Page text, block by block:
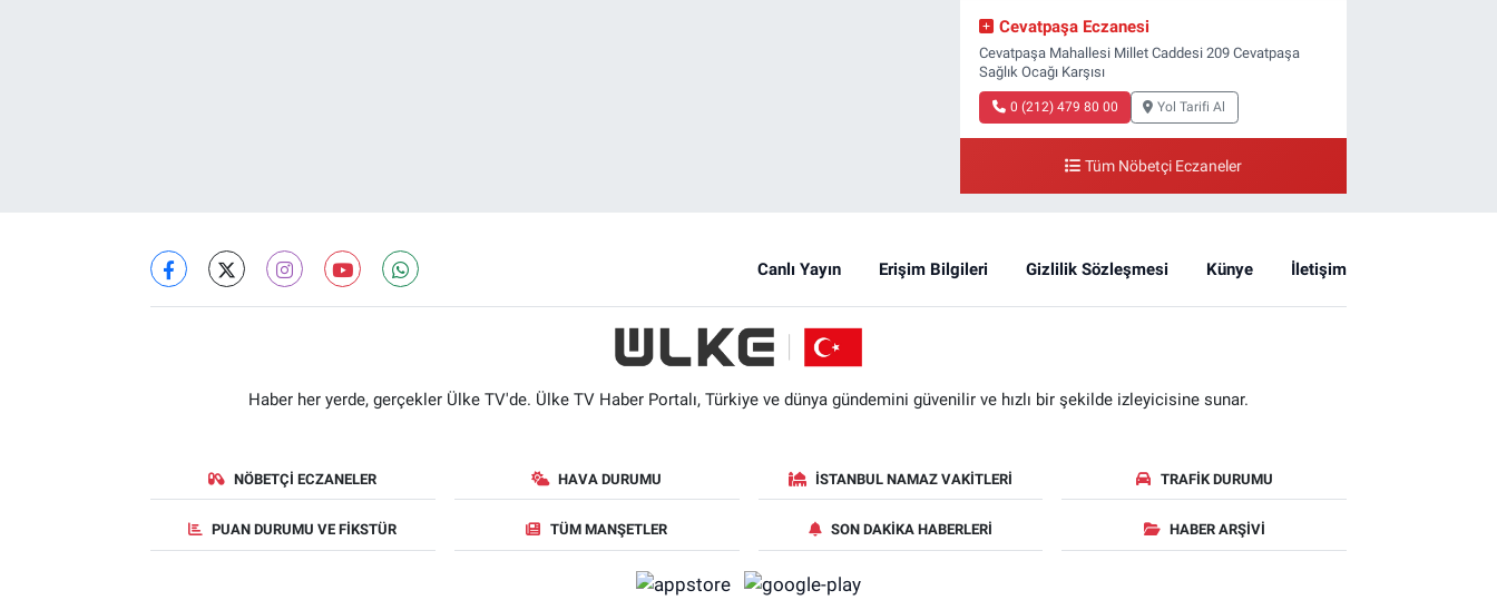
Cevatpaşa Eczanesi
Cevatpaşa Mahallesi Millet Caddesi 209 Cevatpaşa
Sağlık Ocağı Karşısı
0 (212) 479 80 00 Yol Tarifi Al
Tüm Nöbetçi Eczaneler
Canlı Yayın Erişim Bilgileri Gizlilik Sözleşmesi Künye İletişim
Haber her yerde, gerçekler Ülke TV'de. Ülke TV Haber Portalı, Türkiye ve dünya gündemini güvenilir ve hızlı bir şekilde izleyicisine sunar.
NÖBETÇI ECZANELER HAVA DURUMU İSTANBUL NAMAZ VAKITLERI TRAFIK DURUMU
PUAN DURUMU VE FIKSTÜR TÜM MANŞETLER SON DAKIKA HABERLERI HABER ARŞIVI